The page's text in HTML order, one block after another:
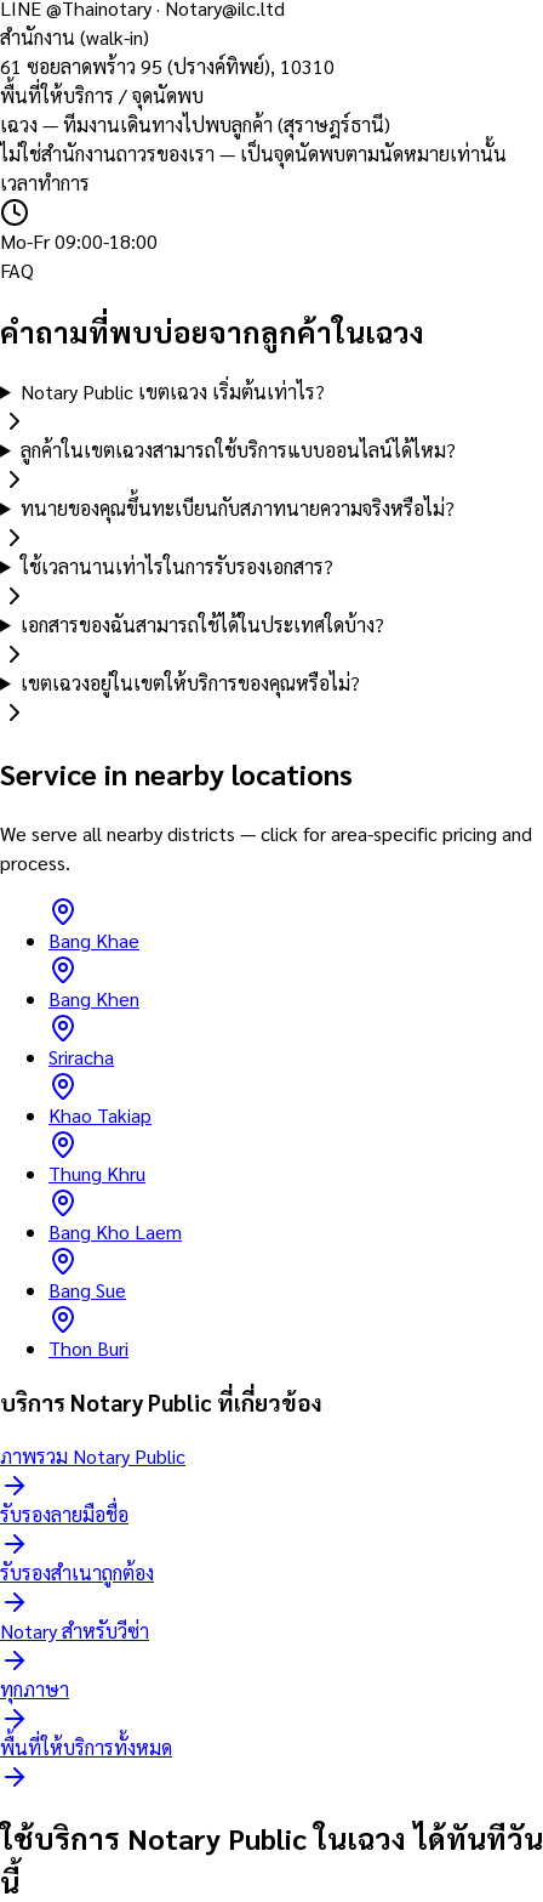
LINE@Thainotary· Notary@ilc.ltd
สำนักงาน (walk-in)
61 ซอยลาดพร้าว 95 (ปรางค์ทิพย์), 10310
พื้นที่ให้บริการ / จุดนัดพบ
เฉวง — ทีมงานเดินทางไปพบลูกค้า (สุราษฎร์ธานี)
ไม่ใช่สำนักงานถาวรของเรา — เป็นจุดนัดพบตามนัดหมายเท่านั้น
เวลาทำการ
Mo-Fr 09:00-18:00
FAQ
คำถามที่พบบ่อยจากลูกค้าในเฉวง
Notary Public เขตเฉวง เริ่มต้นเท่าไร?
ลูกค้าในเขตเฉวงสามารถใช้บริการแบบออนไลน์ได้ไหม?
ทนายของคุณขึ้นทะเบียนกับสภาทนายความจริงหรือไม่?
ใช้เวลานานเท่าไรในการรับรองเอกสาร?
เอกสารของฉันสามารถใช้ได้ในประเทศใดบ้าง?
เขตเฉวงอยู่ในเขตให้บริการของคุณหรือไม่?
Service in nearby locations
We serve all nearby districts — click for area-specific pricing and
process.
Bang Khae
Bang Khen
Sriracha
Khao Takiap
Thung Khru
Bang Kho Laem
Bang Sue
Thon Buri
บริการ Notary Public ที่เกี่ยวข้อง
ภาพรวม Notary Public
รับรองลายมือชื่อ
รับรองสำเนาถูกต้อง
Notary สำหรับวีซ่า
ทุกภาษา
พื้นที่ให้บริการทั้งหมด
ใช้บริการ Notary Public ในเฉวง ได้ทันทีวัน
นี้